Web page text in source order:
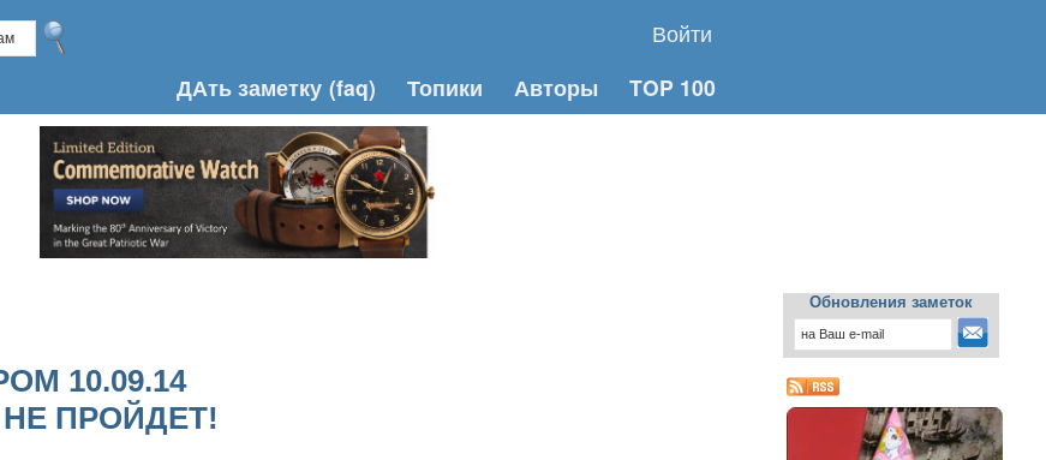
Войти
ДАть заметку (faq) Топики Авторы TOP 100
10.09.14
ПРОЙДЕТ!
Обновления заметок